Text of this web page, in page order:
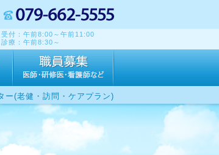
受付：午前8:00～午前11:00
診療：午前8:30～
ー(老健・訪問・ケアプラン)